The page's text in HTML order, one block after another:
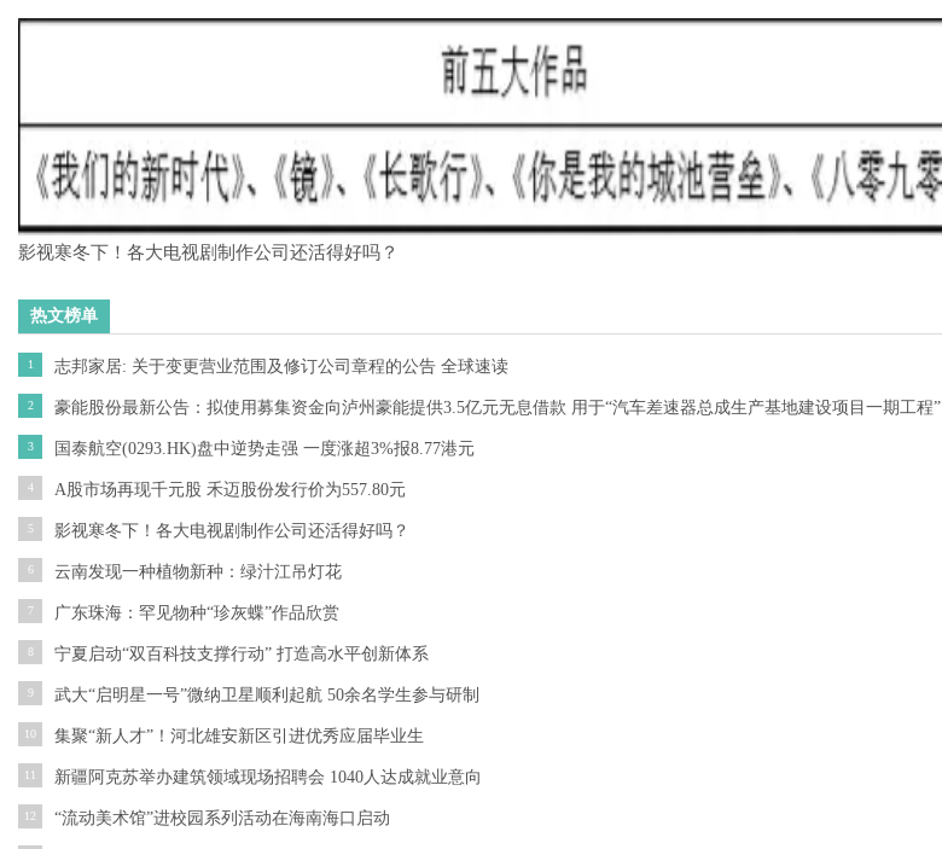
影视寒冬下！各大电视剧制作公司还活得好吗？
热文榜单
1 志邦家居: 关于变更营业范围及修订公司章程的公告 全球速读
2 豪能股份最新公告：拟使用募集资金向泸州豪能提供3.5亿元无息借款 用于“汽车差速器总成生产基地建设项目一期工程”
3 国泰航空(0293.HK)盘中逆势走强 一度涨超3%报8.77港元
4 A股市场再现千元股 禾迈股份发行价为557.80元
5 影视寒冬下！各大电视剧制作公司还活得好吗？
6 云南发现一种植物新种：绿汁江吊灯花
7 广东珠海：罕见物种“珍灰蝶”作品欣赏
8 宁夏启动“双百科技支撑行动” 打造高水平创新体系
9 武大“启明星一号”微纳卫星顺利起航 50余名学生参与研制
10 集聚“新人才”！河北雄安新区引进优秀应届毕业生
11 新疆阿克苏举办建筑领域现场招聘会 1040人达成就业意向
12 “流动美术馆”进校园系列活动在海南海口启动